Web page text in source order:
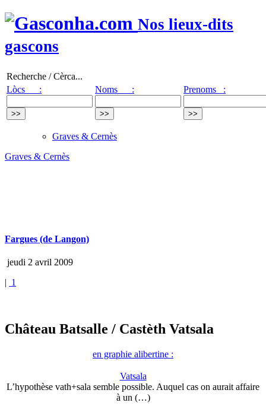
Nos lieux-dits
gascons
Recherche / Cèrca...
Lòcs :
Noms : Prenoms :
Graves & Cernès
Graves & Cernès
Fargues (de Langon)
jeudi 2 avril 2009
| 1
Château Batsalle / Castèth Vatsala
en graphie alibertine :
Vatsala
L’hypothèse vath+sala semble possible. Auquel cas on aurait affaire
à un (…)